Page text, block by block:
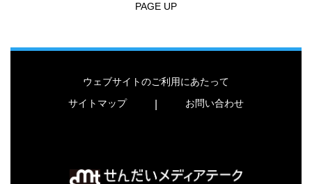
PAGE UP
ウェブサイトのご利用にあたって
サイトマップ
お問い合わせ